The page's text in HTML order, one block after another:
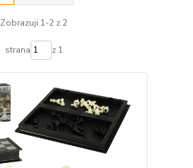
Zobrazuji 1-2 z 2
strana z 1